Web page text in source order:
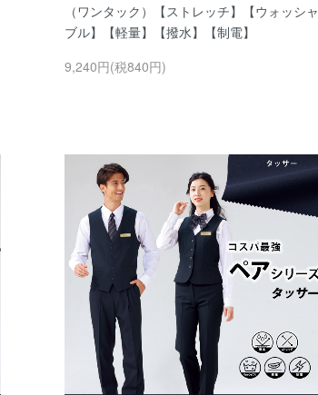
（ワンタック）【ストレッチ】【ウォッシャ
ブル】【軽量】【撥水】【制電】
9,240円(税840円)